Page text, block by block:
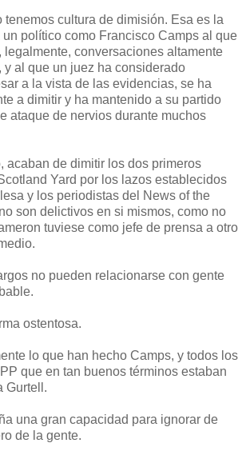
tenemos cultura de dimisión. Esa es la
político como Francisco Camps al que
legalmente, conversaciones altamente
y al que un juez ha considerado
a la vista de las evidencias, se ha
a dimitir y ha mantenido a su partido
ataque de nervios durante muchos
acaban de dimitir los dos primeros
Yard por los lazos establecidos
y los periodistas del News of the
son delictivos en si mismos, como no
tuviese como jefe de prensa a otro
no pueden relacionarse con gente
ostentosa.
lo que han hecho Camps, y todos los
que en tan buenos términos estaban
Gurtell.
una gran capacidad para ignorar de
de la gente.